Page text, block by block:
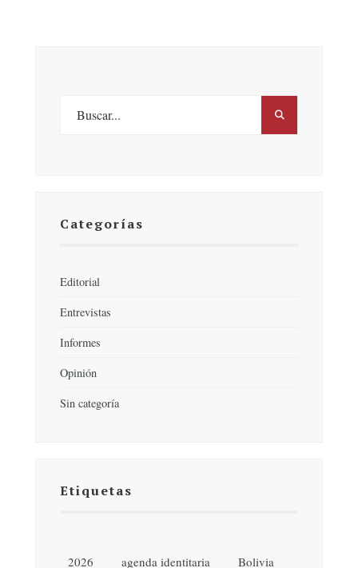
Categorías
Editorial
Entrevistas
Informes
Opinión
Sin categoría
Etiquetas
2026 agenda identitaria Bolivia